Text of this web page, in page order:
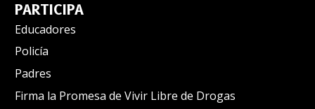
PARTICIPA
Educadores
Policía
Padres
Firma la Promesa de Vivir Libre de Drogas